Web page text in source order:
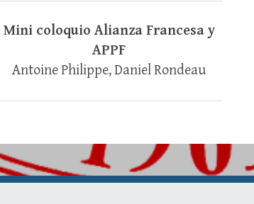
Mini coloquio Alianza Francesa y
APPF
Antoine Philippe, Daniel Rondeau